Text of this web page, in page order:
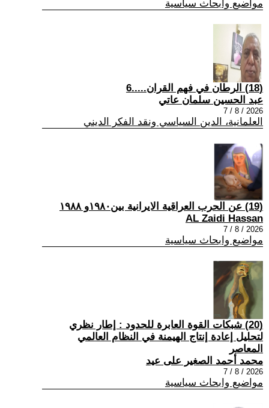
مواضيع وابحاث سياسية
(18) الرطان في فهم القران.....6
عبد الحسين سلمان عاتي
2026 / 8 / 7
العلمانية، الدين السياسي ونقد الفكر الديني
(19) عن الحرب العراقية الايرانية بين١٩٨٠و ١٩٨٨
AL Zaidi Hassan
2026 / 8 / 7
مواضيع وابحاث سياسية
(20) شبكات القوة العابرة للحدود : إطار نظري
لتحليل إعادة إنتاج الهيمنة في النظام العالمي
المعاصر
محمد أحمد الصغير على عيد
2026 / 8 / 7
مواضيع وابحاث سياسية